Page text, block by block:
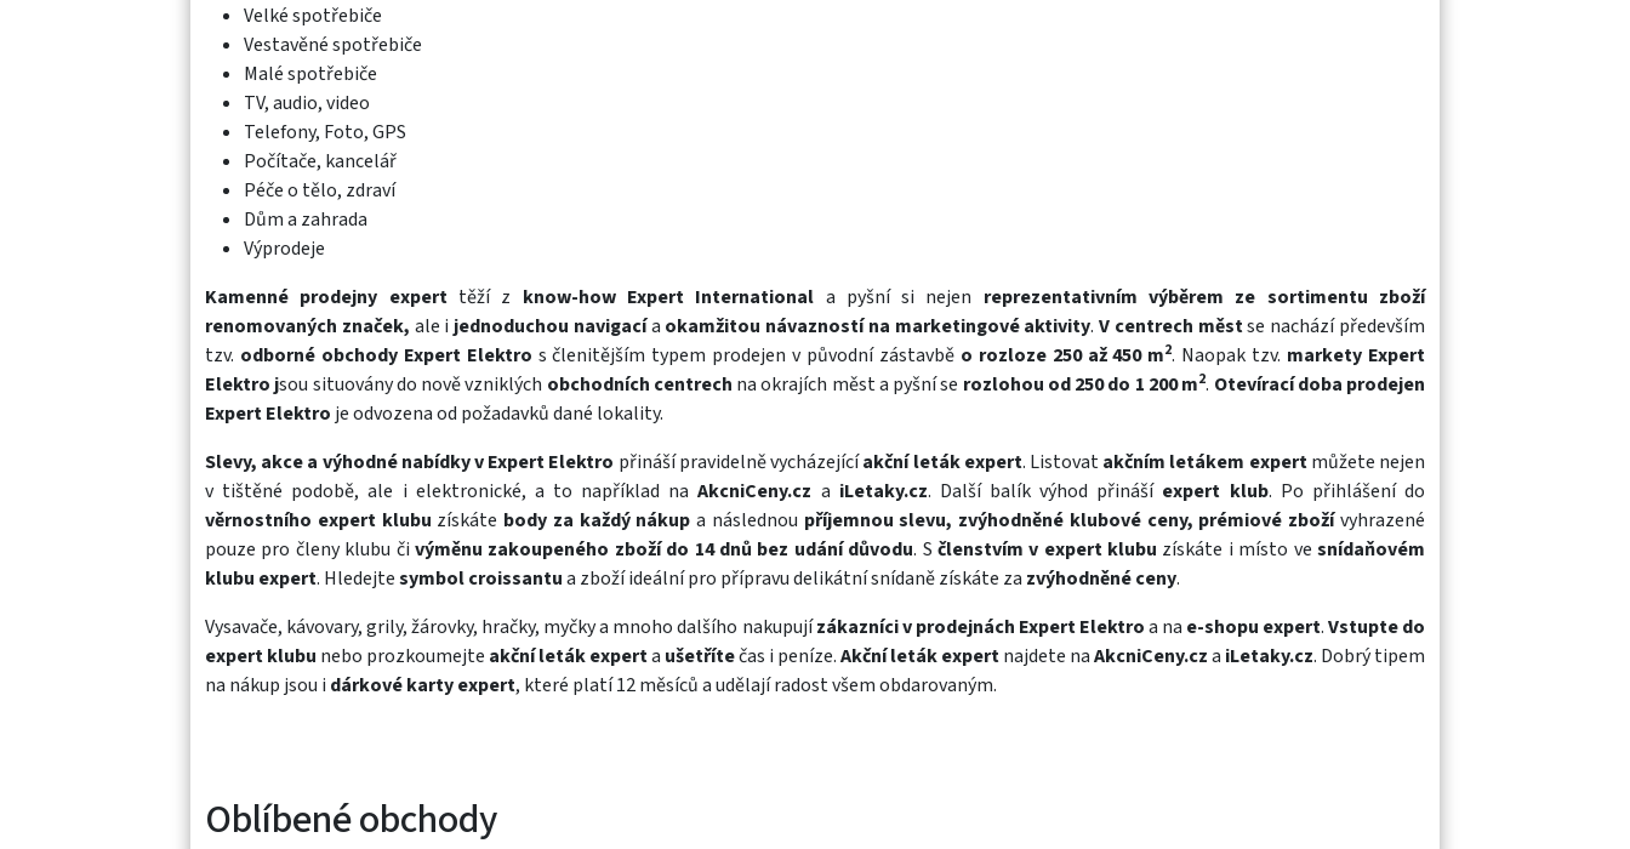
Velké spotřebiče
Vestavěné spotřebiče
Malé spotřebiče
TV, audio, video
Telefony, Foto, GPS
Počítače, kancelář
Péče o tělo, zdraví
Dům a zahrada
Výprodeje
Kamenné prodejny experttěží z know-how Expert International a pyšní si nejen reprezentativním výběrem ze sortimentu zboží
renomovaných značek, ale i jednoduchou navigacía okamžitou návazností na marketingové aktivity.V centrech městse nachází především
tzv. odborné obchody Expert Elektro s členitějším typem prodejen v původní zástavbě o rozloze 250 až 450 m2. Naopak tzv. markety Expert
Elektro jsou situovány do nově vzniklých obchodních centrech na okrajích měst a pyšní se rozlohou od 250 do 1 200 m2. Otevírací doba prodejen
Expert Elektro je odvozena od požadavků dané lokality.
Slevy, akce a výhodné nabídky v Expert Elektro přináší pravidelně vycházejícíakční leták expert. Listovatakčním letákem expertmůžete nejen
v tištěné podobě, ale i elektronické, a to například naAkcniCeny.cz a iLetaky.cz. Další balík výhod přináší expert klub. Po přihlášení do
věrnostního expert klubu získáte body za každý nákup a následnou příjemnou slevu, zvýhodněné klubové ceny, prémiové zbožívyhrazené
pouze pro členy klubu či výměnu zakoupeného zboží do 14 dnů bez udání důvodu. S členstvím v expert klubu získáte i místo vesnídaňovém
klubu expert. Hledejtesymbol croissantua zboží ideální pro přípravu delikátní snídaně získáte za zvýhodněné ceny.
Vysavače, kávovary,grily,žárovky, hračky, myčkya mnoho dalšího nakupujízákazníci v prodejnách Expert Elektroa na e-shopu expert.Vstupte do
expert klubu nebo prozkoumejte akční leták experta ušetřítečas i peníze.Akční leták expertnajdete naAkcniCeny.cza iLetaky.cz. Dobrý tipem
na nákup jsou i dárkové karty expert, které platí 12 měsíců a udělají radost všem obdarovaným.
Oblíbené obchody